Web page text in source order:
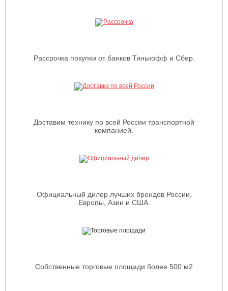
Рассрочка покупки от банков Тинькофф и Сбер.
Доставим технику по всей России транспортной
компанией.
Официальный дилер лучших брендов России,
Европы, Азии и США.
Собственные торговые площади более 500 м2